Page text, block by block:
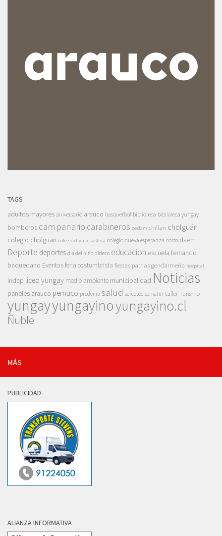
TAGS
adultos mayores aniversario arauco basquetbol biblioteca biblioteca yungay
bomberos campanario carabineros cesfam chillan cholguán
colegio cholguan colegio divina pastora colegio nueva esperanza corfo daem
Deporte deportes dia del niño dideco educacion escuela fernando
baquedano Eventosferia costumbrista fiestas patrias gendarmeria hospital
indap liceo yungay medio ambiente municipalidad Noticias
paneles arauco pemuco prodemu salud sercotec sernatur taller Turismo
yungayyungayinoyungayino.cl
Ñuble
MÁS
PUBLICIDAD
ALIANZA INFORMATIVA